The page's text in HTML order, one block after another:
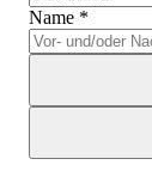
Name *